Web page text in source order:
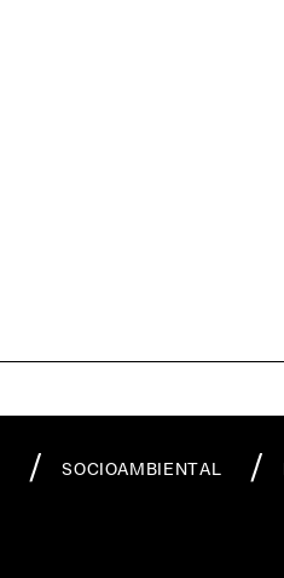
SOCIOAMBIENTAL